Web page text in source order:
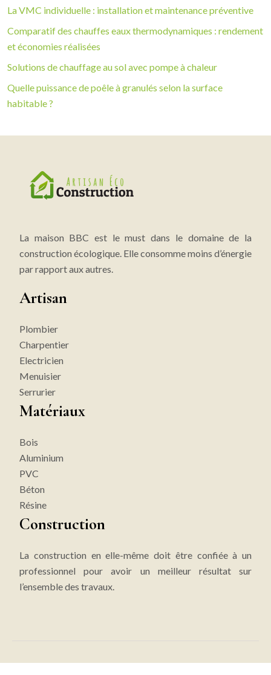
La VMC individuelle : installation et maintenance préventive
Comparatif des chauffes eaux thermodynamiques : rendement
et économies réalisées
Solutions de chauffage au sol avec pompe à chaleur
Quelle puissance de poêle à granulés selon la surface
habitable ?
La maison BBC est le must dans le domaine de la
construction écologique. Elle consomme moins d’énergie
par rapport aux autres.
Artisan
Plombier
Charpentier
Electricien
Menuisier
Serrurier
Matériaux
Bois
Aluminium
PVC
Béton
Résine
Construction
La construction en elle-même doit être confiée à un
professionnel pour avoir un meilleur résultat sur
l’ensemble des travaux.
Passez à l’éco-construction avec la maison